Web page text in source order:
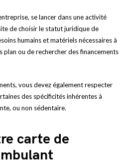
se lancer dans une activité
de choisir le statut juridique de
humains et matériels nécessaires à
plan ou de rechercher des financements
vous devez également respecter
des spécificités inhérentes à
ou non sédentaire.
carte de